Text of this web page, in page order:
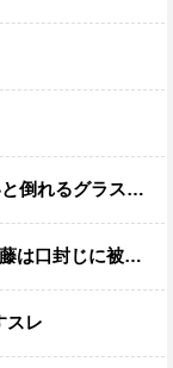
るグラス」発売
軽かっただろ」←1万いいね
スレ